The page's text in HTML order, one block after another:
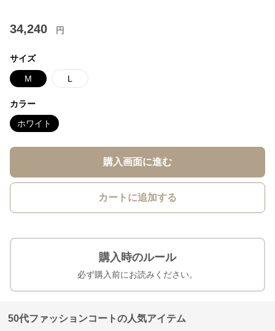
34,240 円
サイズ
M L
カラー
ホワイト
購入画面に進む
カートに追加する
購入時のルール
必ず購入前にお読みください。
50代ファッションコートの人気アイテム